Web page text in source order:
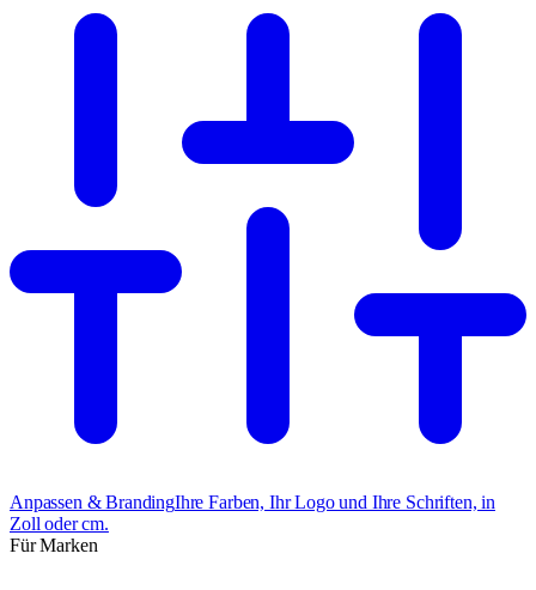
Anpassen & BrandingIhre Farben, Ihr Logo und Ihre Schriften, in
Zoll oder cm.
Für Marken